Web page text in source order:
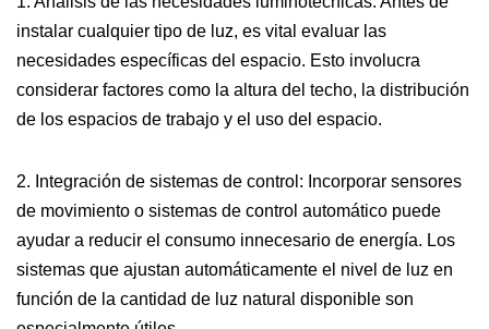
instalar cualquier tipo de luz, es vital evaluar las
necesidades específicas del espacio. Esto involucra
considerar factores como la altura del techo, la distribución
de los espacios de trabajo y el uso del espacio.
2. Integración de sistemas de control: Incorporar sensores
de movimiento o sistemas de control automático puede
ayudar a reducir el consumo innecesario de energía. Los
sistemas que ajustan automáticamente el nivel de luz en
función de la cantidad de luz natural disponible son